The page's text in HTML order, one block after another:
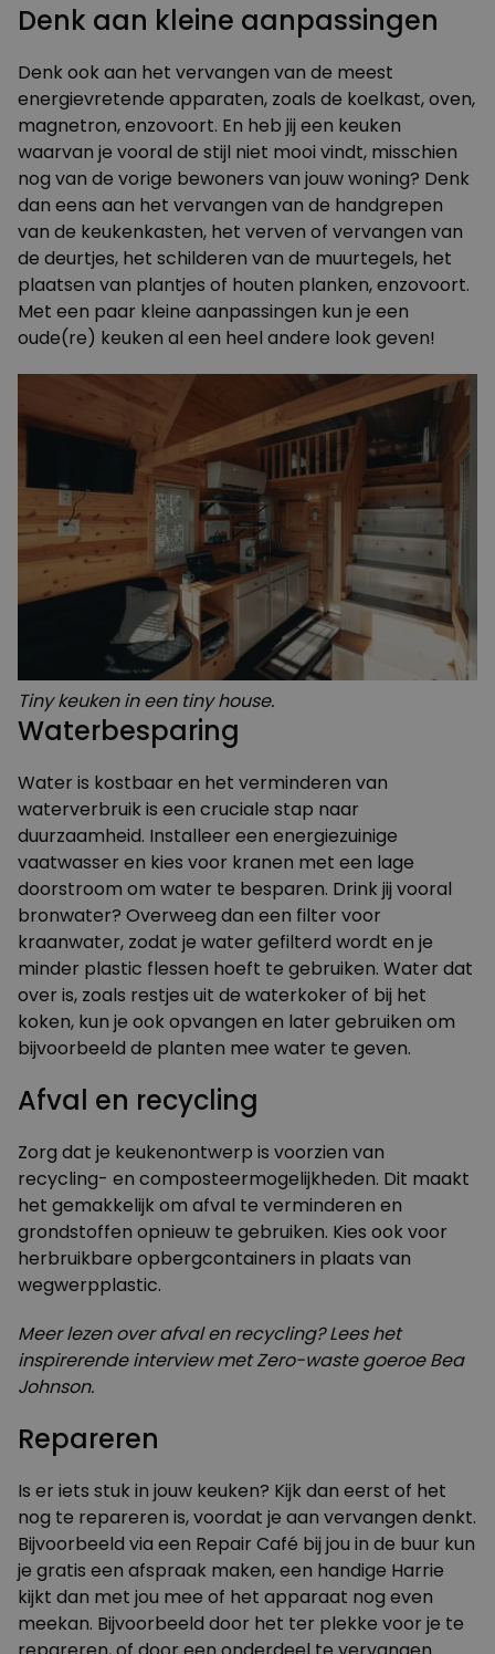
Denk aan kleine aanpassingen
Denk ook aan het vervangen van de meest
energievretende apparaten, zoals de koelkast, oven,
magnetron, enzovoort. En heb jij een keuken
waarvan je vooral de stijl niet mooi vindt, misschien
nog van de vorige bewoners van jouw woning? Denk
dan eens aan het vervangen van de handgrepen
van de keukenkasten, het verven of vervangen van
de deurtjes, het schilderen van de muurtegels, het
plaatsen van plantjes of houten planken, enzovoort.
Met een paar kleine aanpassingen kun je een
oude(re) keuken al een heel andere look geven!
Tiny keuken in een tiny house.
Waterbesparing
Water is kostbaar en het verminderen van
waterverbruik is een cruciale stap naar
duurzaamheid. Installeer een energiezuinige
vaatwasser en kies voor kranen met een lage
doorstroom om water te besparen. Drink jij vooral
bronwater? Overweeg dan een filter voor
kraanwater, zodat je water gefilterd wordt en je
minder plastic flessen hoeft te gebruiken. Water dat
over is, zoals restjes uit de waterkoker of bij het
koken, kun je ook opvangen en later gebruiken om
bijvoorbeeld de planten mee water te geven.
Afval en recycling
Zorg dat je keukenontwerp is voorzien van
recycling- en composteermogelijkheden. Dit maakt
het gemakkelijk om afval te verminderen en
grondstoffen opnieuw te gebruiken. Kies ook voor
herbruikbare opbergcontainers in plaats van
wegwerpplastic.
Meer lezen over afval en recycling? Lees het
inspirerende interviewmet Zero-waste goeroe Bea
Johnson.
Repareren
Is er iets stuk in jouw keuken? Kijk dan eerst of het
nog te repareren is, voordat je aan vervangen denkt.
Bijvoorbeeld via een Repair Café bij jou in de buur kun
je gratis een afspraak maken, een handige Harrie
kijkt dan met jou mee of het apparaat nog even
meekan. Bijvoorbeeld door het ter plekke voor je te